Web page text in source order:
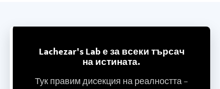
Lachezar's Lab е за всеки търсач
на истината.
Тук правим дисекция на реалността –